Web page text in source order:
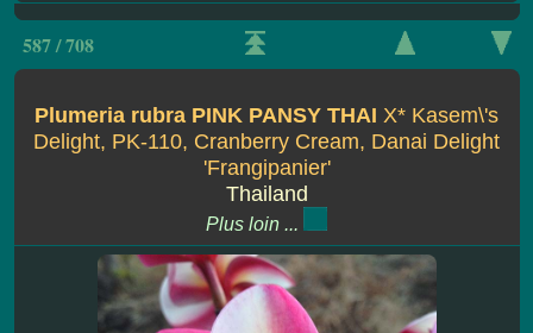
587 / 708
Plumeria rubra PINK PANSY THAI X* Kasem\'s
Delight, PK-110, Cranberry Cream, Danai Delight
'Frangipanier'
Thailand
Plus loin ...